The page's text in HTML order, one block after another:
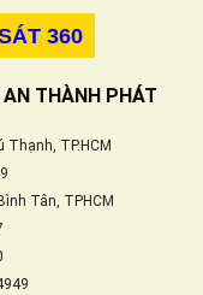
360
THÀNH PHÁT
Thạnh, TP.HCM
Tân, TPHCM